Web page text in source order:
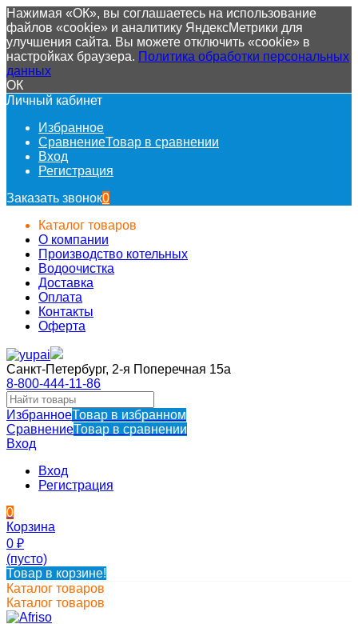
Нажимая «ОК», вы соглашаетесь на использование
файлов «cookie» и аналитику ЯндексМетрики для
улучшения сайта. Вы можете отключить «cookie» в
настройках браузера. Политика обработки персональных
данных
ОК
Личный кабинет
Избранное
СравнениеТовар в сравнении
Вход
Регистрация
Заказать звонок0
Каталог товаров
О компании
Производство котельных
Водоочистка
Доставка
Оплата
Контакты
Оферта
Санкт-Петербург, 2-я Поперечная 15а
8-800-444-11-86
ИзбранноеТовар в избранном
СравнениеТовар в сравнении
Вход
Вход
Регистрация
0
Корзина
0 ₽
(пусто)
Товар в корзине!
Каталог товаров
Каталог товаров